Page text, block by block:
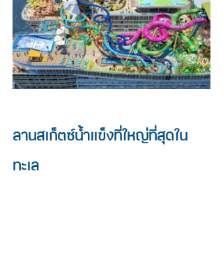
ลานสเก็ตซ์น้ำแข็งที่ใหญ่ที่สุดใน
ทะเล